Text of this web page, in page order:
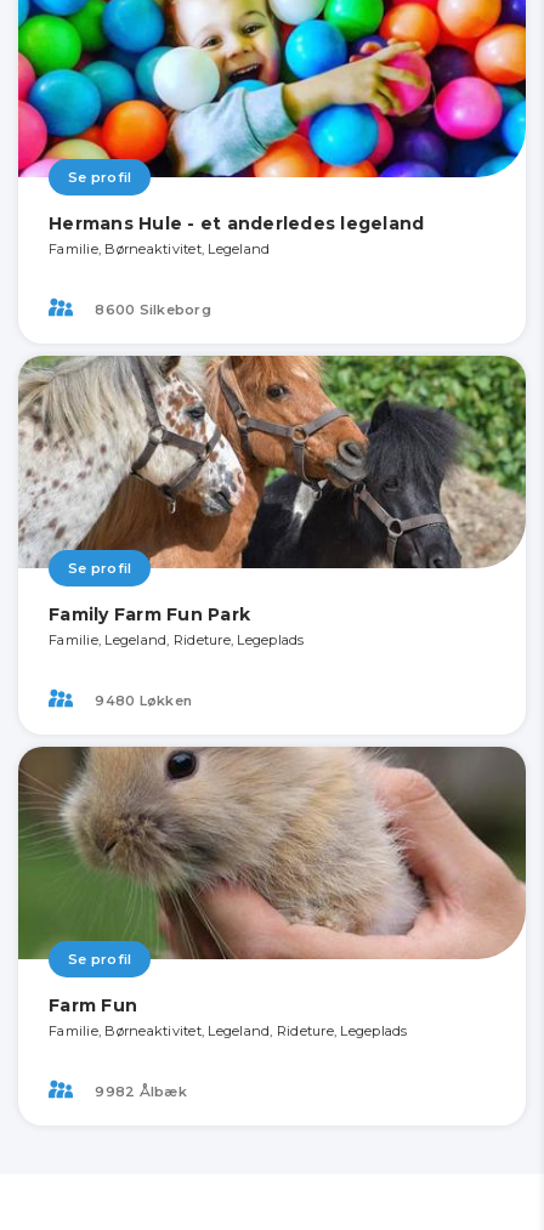
Se profil
Hermans Hule - et anderledes legeland
Familie, Børneaktivitet, Legeland
8600 Silkeborg
Se profil
Family Farm Fun Park
Familie, Legeland, Rideture, Legeplads
9480 Løkken
Se profil
Farm Fun
Familie, Børneaktivitet, Legeland, Rideture, Legeplads
9982 Ålbæk